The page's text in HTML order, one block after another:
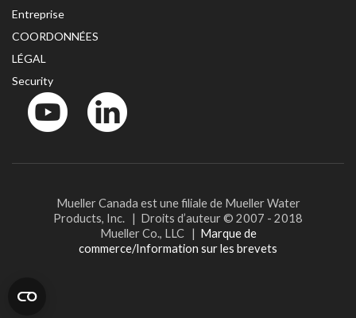
Entreprise
COORDONNÉES
LÉGAL
Security
Mueller Canada est une filiale de Mueller Water
Products, Inc. | Droits d’auteur © 2007 - 2018
Mueller Co., LLC | Marque de
commerce/Information sur les brevets